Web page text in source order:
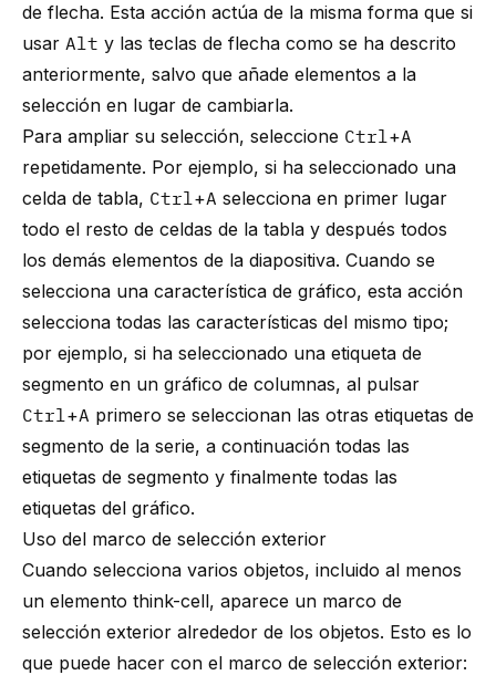
de flecha. Esta acción actúa de la misma forma que si
usar Alt y las teclas de flecha como se ha descrito
anteriormente, salvo que añade elementos a la
selección en lugar de cambiarla.
Para ampliar su selección, seleccione Ctrl+A
repetidamente. Por ejemplo, si ha seleccionado una
celda de tabla, Ctrl+A selecciona en primer lugar
todo el resto de celdas de la tabla y después todos
los demás elementos de la diapositiva. Cuando se
selecciona una característica de gráfico, esta acción
selecciona todas las características del mismo tipo;
por ejemplo, si ha seleccionado una etiqueta de
segmento en un gráfico de columnas, al pulsar
Ctrl+A primero se seleccionan las otras etiquetas de
segmento de la serie, a continuación todas las
etiquetas de segmento y finalmente todas las
etiquetas del gráfico.
Uso del marco de selección exterior
Cuando selecciona varios objetos, incluido al menos
un elemento think-cell, aparece un marco de
selección exterior alrededor de los objetos. Esto es lo
que puede hacer con el marco de selección exterior: